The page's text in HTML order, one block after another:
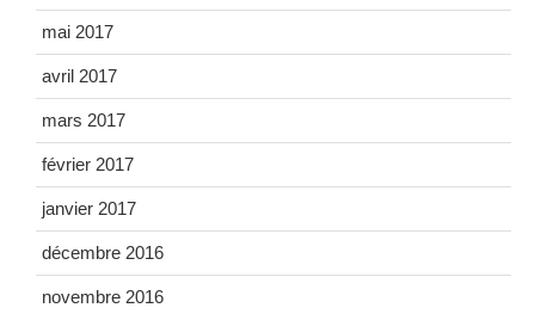
mai 2017
avril 2017
mars 2017
février 2017
janvier 2017
décembre 2016
novembre 2016